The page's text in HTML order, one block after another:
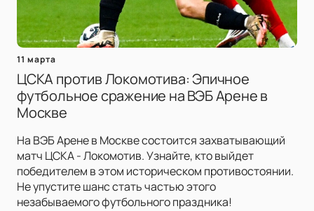
11 марта
ЦСКА против Локомотива: Эпичное
футбольное сражение на ВЭБ Арене в
Москве
На ВЭБ Арене в Москве состоится захватывающий
матч ЦСКА - Локомотив. Узнайте, кто выйдет
победителем в этом историческом противостоянии.
Не упустите шанс стать частью этого
незабываемого футбольного праздника!